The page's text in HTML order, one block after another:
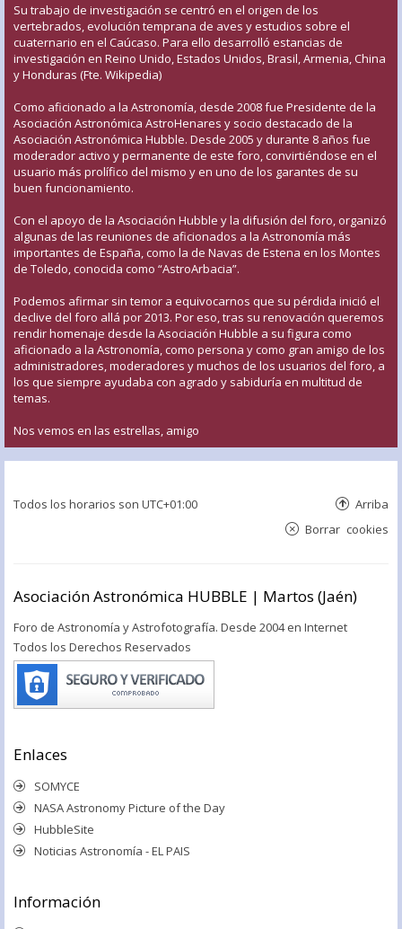
Su trabajo de investigación se centró en el origen de los
vertebrados, evolución temprana de aves y estudios sobre el
cuaternario en el Caúcaso. Para ello desarrolló estancias de
investigación en Reino Unido, Estados Unidos, Brasil, Armenia, China
y Honduras (Fte. Wikipedia)
Como aficionado a la Astronomía, desde 2008 fue Presidente de la
Asociación Astronómica AstroHenares y socio destacado de la
Asociación Astronómica Hubble. Desde 2005 y durante 8 años fue
moderador activo y permanente de este foro, convirtiéndose en el
usuario más prolífico del mismo y en uno de los garantes de su
buen funcionamiento.
Con el apoyo de la Asociación Hubble y la difusión del foro, organizó
algunas de las reuniones de aficionados a la Astronomía más
importantes de España, como la de Navas de Estena en los Montes
de Toledo, conocida como “AstroArbacia”.
Podemos afirmar sin temor a equivocarnos que su pérdida inició el
declive del foro allá por 2013. Por eso, tras su renovación queremos
rendir homenaje desde la Asociación Hubble a su figura como
aficionado a la Astronomía, como persona y como gran amigo de los
administradores, moderadores y muchos de los usuarios del foro, a
los que siempre ayudaba con agrado y sabiduría en multitud de
temas.
Nos vemos en las estrellas, amigo
Todos los horarios son UTC+01:00 Arriba
Borrar cookies
Asociación Astronómica HUBBLE | Martos (Jaén)
Foro de Astronomía y Astrofotografía. Desde 2004 en Internet
Todos los Derechos Reservados
Enlaces
SOMYCE
NASA Astronomy Picture of the Day
HubbleSite
Noticias Astronomía - EL PAIS
Información